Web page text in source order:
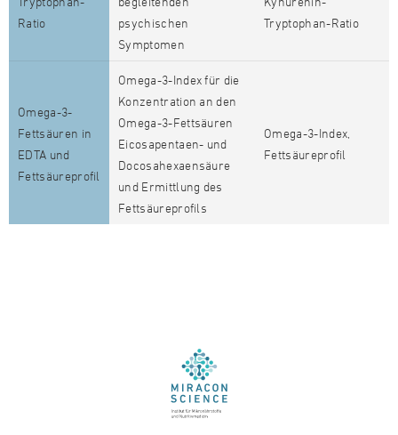
Ratio
psychischen
Symptomen
Tryptophan-Ratio
Omega-3-
Fettsäuren in
EDTA und
Fettsäureprofil
Omega-3-Index für die
Konzentration an den
Omega-3-Fettsäuren
Eicosapentaen- und
Docosahexaensäure
und Ermittlung des
Fettsäureprofils
Omega-3-Index,
Fettsäureprofil